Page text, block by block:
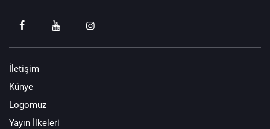
İletişim
Künye
Logomuz
Yayın İlkeleri